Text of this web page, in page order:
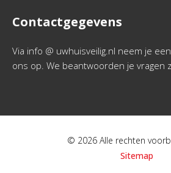
Contactgegevens
Via info @ uwhuisveilig.nl neem je
ons op. We beantwoorden je vragen
© 2026 Alle rechten
Sitemap